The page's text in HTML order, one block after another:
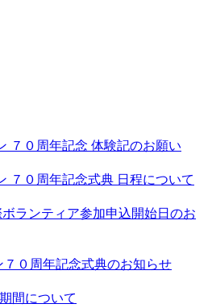
７０周年記念 体験記のお願い
７０周年記念式典 日程について
ボランティア参加申込開始日のお
０周年記念式典のお知らせ
間について